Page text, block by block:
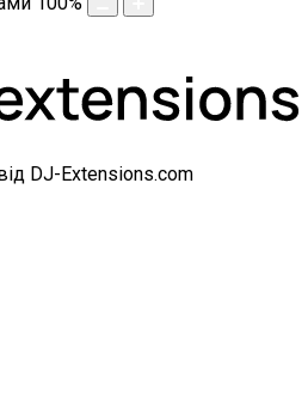
DJ-Extensions.com